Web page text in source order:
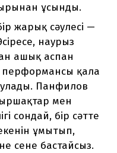
ұсынды.
жарық сәулесі —
наурыз
ашық аспан
перформансы қала
Панфилов
мен
сондай, бір сәтте
ұмытып,
сене бастайсыз.